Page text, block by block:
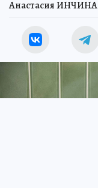
Анастасия ИНЧИНА